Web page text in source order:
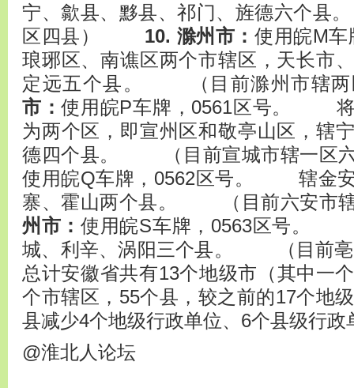
宁、歙县、黟县、祁门、旌德六个
区四县） 10. 滁州市： 使用皖M
琅琊区、南谯区两个市辖区，天长市
定远五个县。 （目前滁州市
市：使用皖P车牌，0561区号。 将
为两个区，即宣州区和敬亭山区，辖
德四个县。 （目前宣城市辖一
使用皖Q车牌，0562区号。 辖金安
寨、霍山两个县。 （目前六安
州市：使用皖S车牌，0563区号。
城、利辛、涡阳三个县。 （目
总计安徽省共有13个地级市（其中一
个市辖区，55个县，较之前的17个地
县减少4个地级行政单位、6个县级行政
@淮北人论坛